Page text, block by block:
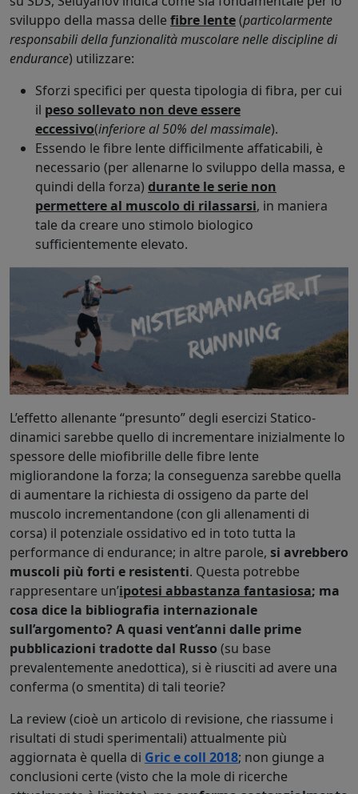
sviluppo della massa delle fibre lente(particolarmente
responsabili della funzionalità muscolare nelle discipline di
endurance) utilizzare:
Sforzi specifici per questa tipologia di fibra, per cui
il peso sollevato non deve essere
eccessivo(inferiore al 50% del massimale).
Essendo le fibre lente difficilmente affaticabili, è
necessario (per allenarne lo sviluppo della massa, e
quindi della forza) durante le serie non
permettere al muscolo di rilassarsi, in maniera
tale da creare uno stimolo biologico
sufficientemente elevato.
L’effetto allenante “presunto” degli esercizi Statico-
dinamici sarebbe quello di incrementare inizialmente lo
spessore delle miofibrille delle fibre lente
migliorandone la forza; la conseguenza sarebbe quella
di aumentare la richiesta di ossigeno da parte del
muscolo incrementandone (con gli allenamenti di
corsa) il potenziale ossidativo ed in toto tutta la
performance di endurance; in altre parole, si avrebbero
muscoli più forti e resistenti. Questa potrebbe
rappresentare un’ipotesi abbastanza fantasiosa; ma
cosa dice la bibliografia internazionale
sull’argomento? A quasi vent’anni dalle prime
pubblicazioni tradotte dal Russo (su base
prevalentemente anedottica), si è riusciti ad avere una
conferma (o smentita) di tali teorie?
La review (cioè un articolo di revisione, che riassume i
risultati di studi sperimentali) attualmente più
aggiornata è quella di Gric e coll 2018; non giunge a
conclusioni certe (visto che la mole di ricerche